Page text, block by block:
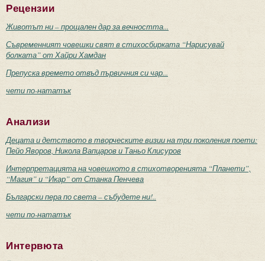
Рецензии
Животът ни – прощален дар за вечността...
Съвременният човешки свят в стихосбирката “Нарисувай
болката” от Хайри Хамдан
Препуска времето отвъд първичния си чар...
чети по-нататък
Анализи
Децата и детството в творческите визии на три поколения поети:
Пейо Яворов, Никола Вапцаров и Таньо Клисуров
Интерпретацията на човешкото в стихотворенията “Планети”,
“Магия” и “Икар” от Станка Пенчева
Български пера по света – събудете ни!..
чети по-нататък
Интервюта